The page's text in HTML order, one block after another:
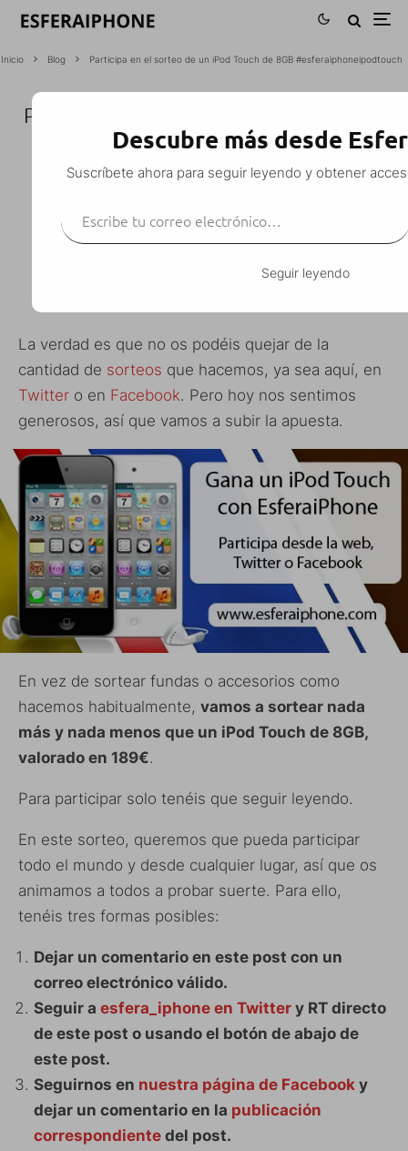
Inicio Blog Participa en el sorteo de un iPod Touch de 8GB #esferaiphoneipodtouch
PARTICIPA EN EL SORTEO DE UN IPOD
TOUCH DE 8GB
#ESFERAIPHONEIPODTOUCH
Blog
Gratis iPod Touch Sorteo · 22 noviembre, 2011
1 Minuto de lectura
La verdad es que no os podéis quejar de la
cantidad de sorteos que hacemos, ya sea aquí, en
Twitter o en Facebook. Pero hoy nos sentimos
generosos, así que vamos a subir la apuesta.
En vez de sortear fundas o accesorios como
hacemos habitualmente, vamos a sortear nada
más y nada menos que un iPod Touch de 8GB,
valorado en 189€.
Para participar solo tenéis que seguir leyendo.
En este sorteo, queremos que pueda participar
todo el mundo y desde cualquier lugar, así que os
animamos a todos a probar suerte. Para ello,
tenéis tres formas posibles:
Dejar un comentario en este post con un
correo electrónico válido.
Seguir a esfera_iphone en Twitter y RT directo
de este post o usando el botón de abajo de
este post.
Seguirnos en nuestra página de Facebook y
dejar un comentario en la publicación
correspondiente del post.
Descubre más desde
Suscríbete ahora para seguir leyendo y obtener
Seguir leyendo